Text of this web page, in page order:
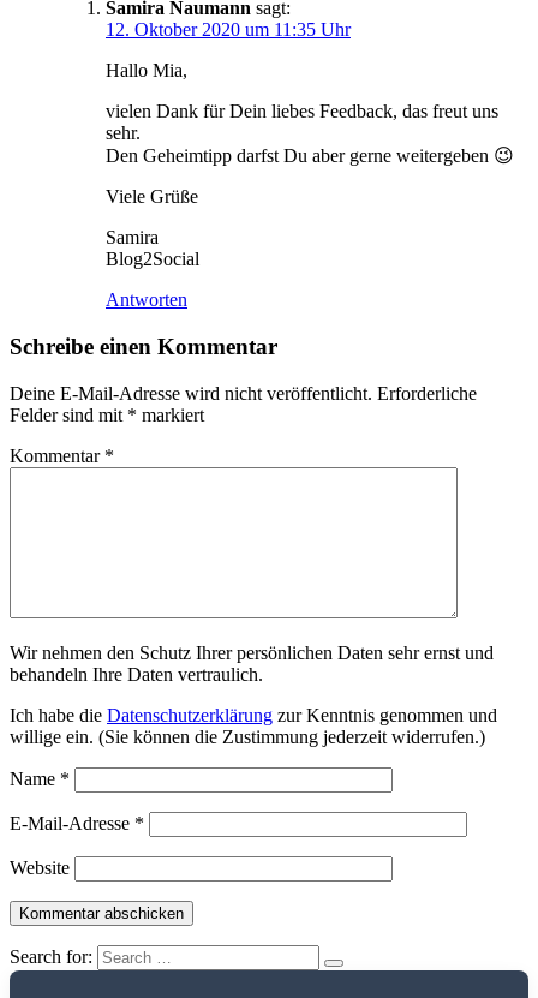
Samira Naumann sagt:
12. Oktober 2020 um 11:35 Uhr
Hallo Mia,
vielen Dank für Dein liebes Feedback, das freut uns
sehr.
Den Geheimtipp darfst Du aber gerne weitergeben 😉
Viele Grüße
Samira
Blog2Social
Antworten
Schreibe einen Kommentar
Deine E-Mail-Adresse wird nicht veröffentlicht. Erforderliche
Felder sind mit * markiert
Kommentar *
Wir nehmen den Schutz Ihrer persönlichen Daten sehr ernst und
behandeln Ihre Daten vertraulich.
Ich habe die Datenschutzerklärung zur Kenntnis genommen und
willige ein. (Sie können die Zustimmung jederzeit widerrufen.)
Name *
E-Mail-Adresse *
Website
Search for: